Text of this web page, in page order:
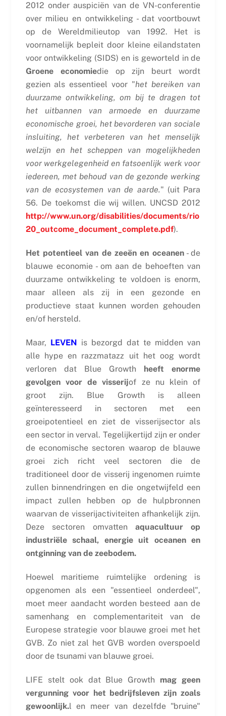
2012 onder auspiciën van de VN-conferentie
over milieu en ontwikkeling - dat voortbouwt
op de Wereldmilieutop van 1992. Het is
voornamelijk bepleit door kleine eilandstaten
voor ontwikkeling (SIDS) en is geworteld in de
Groene economiedie op zijn beurt wordt
gezien als essentieel voor "het bereiken van
duurzame ontwikkeling, om bij te dragen tot
het uitbannen van armoede en duurzame
economische groei, het bevorderen van sociale
insluiting, het verbeteren van het menselijk
welzijn en het scheppen van mogelijkheden
voor werkgelegenheid en fatsoenlijk werk voor
iedereen, met behoud van de gezonde werking
van de ecosystemen van de aarde." (uit Para
56. De toekomst die wij willen. UNCSD 2012
http://www.un.org/disabilities/documents/rio
20_outcome_document_complete.pdf).
Het potentieel van de zeeën en oceanen- de
blauwe economie - om aan de behoeften van
duurzame ontwikkeling te voldoen is enorm,
maar alleen als zij in een gezonde en
productieve staat kunnen worden gehouden
en/of hersteld.
Maar, LEVEN is bezorgd dat te midden van
alle hype en razzmatazz uit het oog wordt
verloren dat Blue Growth heeft enorme
gevolgen voor de visserijof ze nu klein of
groot zijn. Blue Growth is alleen
geïnteresseerd in sectoren met een
groeipotentieel en ziet de visserijsector als
een sector in verval. Tegelijkertijd zijn er onder
de economische sectoren waarop de blauwe
groei zich richt veel sectoren die de
traditioneel door de visserij ingenomen ruimte
zullen binnendringen en die ongetwijfeld een
impact zullen hebben op de hulpbronnen
waarvan de visserijactiviteiten afhankelijk zijn.
Deze sectoren omvatten aquacultuur op
industriële schaal, energie uit oceanen en
ontginning van de zeebodem.
Hoewel maritieme ruimtelijke ordening is
opgenomen als een "essentieel onderdeel",
moet meer aandacht worden besteed aan de
samenhang en complementariteit van de
Europese strategie voor blauwe groei met het
GVB. Zo niet zal het GVB worden overspoeld
door de tsunami van blauwe groei.
LIFE stelt ook dat Blue Growth mag geen
vergunning voor het bedrijfsleven zijn zoals
gewoonlijk.l en meer van dezelfde "bruine"